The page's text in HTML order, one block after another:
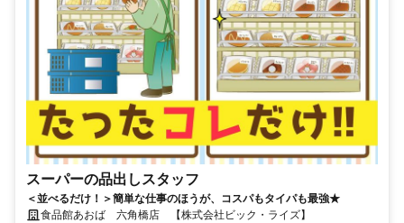
スーパーの品出しスタッフ
＜並べるだけ！＞簡単な仕事のほうが、コスパもタイパも最強★
食品館あおば 六角橋店 【株式会社ビック・ライズ】